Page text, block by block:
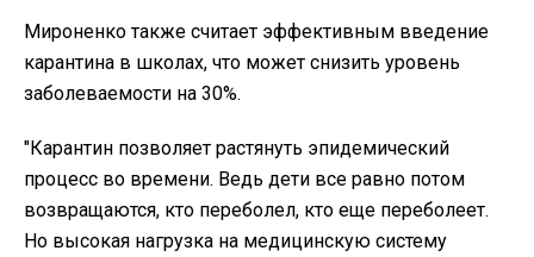
Мироненко также считает эффективным введение
карантина в школах, что может снизить уровень
заболеваемости на 30%.
"Карантин позволяет растянуть эпидемический
процесс во времени. Ведь дети все равно потом
возвращаются, кто переболел, кто еще переболеет.
Но высокая нагрузка на медицинскую систему